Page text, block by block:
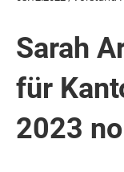
Sarah
für
2023